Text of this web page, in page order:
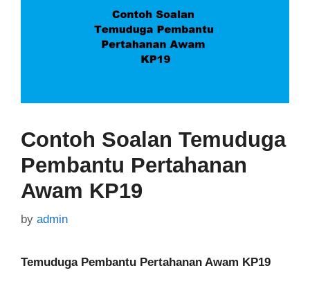
Contoh Soalan Temuduga
Pembantu Pertahanan
Awam KP19
by admin
Temuduga Pembantu Pertahanan Awam KP19